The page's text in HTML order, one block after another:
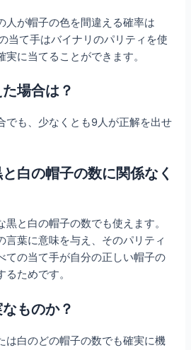
人が帽子の色を間違える確率は
当て手はバイナリのパリティを使
に当てることができます。
場合は？
でも、少なくとも9人が正解を出せ
白の帽子の数に関係なく
と白の帽子の数でも使えます。
言葉に意味を与え、そのパリティ
ての当て手が自分の正しい帽子の
ためです。
ものか？
は白のどの帽子の数でも確実に機